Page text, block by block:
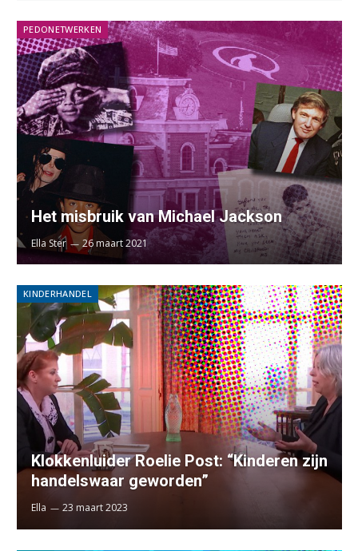
PEDONETWERKEN
Het misbruik van Michael Jackson
Ella Ster 26 maart 2021
KINDERHANDEL
Klokkenluider Roelie Post: “Kinderen zijn
handelswaar geworden”
Ella 23 maart 2023